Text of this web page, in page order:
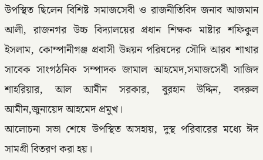
উপস্থিত ছিলেন বিশিষ্ট সমাজসেবী ও রাজনীতিবিদ জনাব আজমান
আলী, রাজনগর উচ্চ বিদ্যালয়ের প্রধান শিক্ষক মাষ্টার শফিকুল
ইসলাম, কোম্পানীগঞ্জ প্রবাসী উন্নয়ন পরিষদের সৌদি আরব শাখার
সাবেক সাংগঠনিক সম্পাদক জামাল আহমেদ,সমাজসেবী সাজিদ
শাহরিয়ার, আল আমীন সরকার, বুরহান উদ্দিন, বদরুল
আমীন,জুনায়েদ আহমেদ প্রমুখ।
আলোচনা সভা শেষে উপস্থিত অসহায়, দুস্থ পরিবারের মধ্যে ঈদ
সামগ্রী বিতরণ করা হয়।